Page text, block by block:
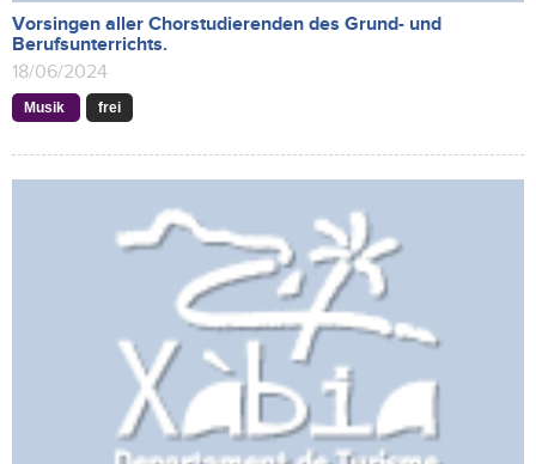
Vorsingen aller Chorstudierenden des Grund- und
Berufsunterrichts.
18/06/2024
Musik frei